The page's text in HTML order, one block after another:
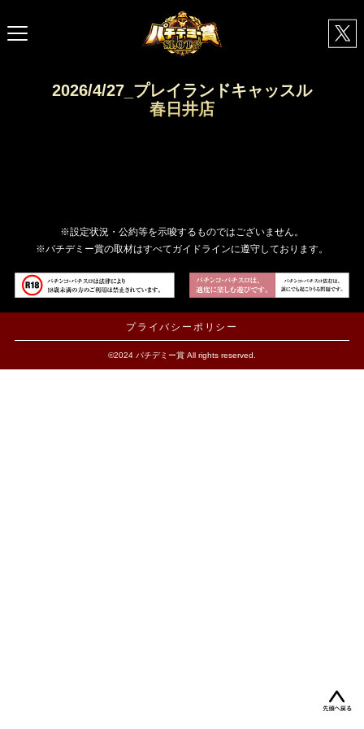
2026/4/27_プレイランドキャッスル
春日井店
※設定状況・公約等を示唆するものではございません。
※パチデミー賞の取材はすべてガイドラインに遵守しております。
プライバシーポリシー
©2024 パチデミー賞 All rights reserved.